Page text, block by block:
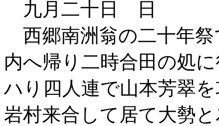
九月二十日 日
西郷南洲翁の二十年
内へ帰り二時合田の処
ハり四人連で山本芳
岩村来合して居て大勢